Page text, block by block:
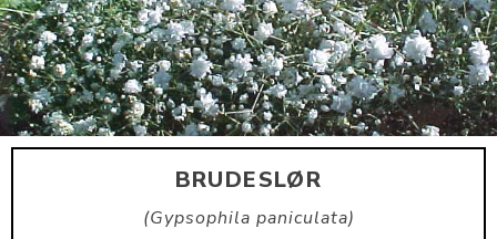
ARTIKLER
OM PLANTEPORTALEN
KONTAKT
BRUDESLØR
Gypsophila paniculata